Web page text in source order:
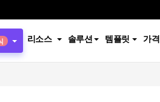
리소스 솔루션 템플릿 가격